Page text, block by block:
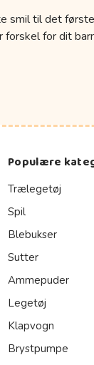
smil til det
for dit
Populære
Trælegetøj
Spil
Blebukser
Sutter
Ammepuder
Legetøj
Klapvogn
Brystpumpe